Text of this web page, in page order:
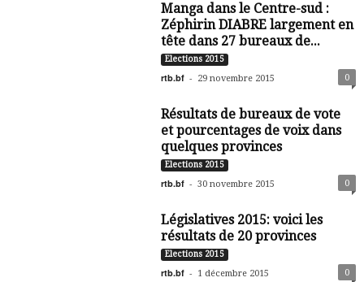
Manga dans le Centre-sud :
Zéphirin DIABRE largement en
tête dans 27 bureaux de...
Elections 2015
rtb.bf - 29 novembre 2015 0
Résultats de bureaux de vote
et pourcentages de voix dans
quelques provinces
Elections 2015
rtb.bf - 30 novembre 2015 0
Législatives 2015: voici les
résultats de 20 provinces
Elections 2015
rtb.bf - 1 décembre 2015 0